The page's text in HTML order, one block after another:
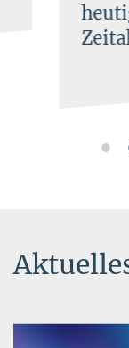
heutigen
Zeitalter,